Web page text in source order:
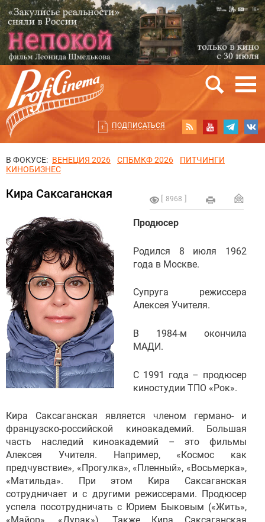
ПОДПИСАТЬСЯ
В ФОКУСЕ: ВЕНЕЦИЯ 2026 СПБМКФ 2026
ПИТЧИНГИ
КИНОБИЗНЕС
8968
Кира Саксаганская
Продюсер
Родился 8 июля 1962
года в Москве.
Супруга режиссера
Алексея Учителя.
В 1984-м окончила
МАДИ.
С 1991 года – продюсер
киностудии ТПО «Рок».
Кира Саксаганская является членом германо- и
французско-российской киноакадемий. Большая
часть наследий киноакадемий – это фильмы
Алексея Учителя. Например, «Космос как
предчувствие», «Прогулка», «Пленный», «Восьмерка»,
«Матильда». При этом Кира Саксаганская
сотрудничает и с другими режиссерами. Продюсер
успела посотрудничать с Юрием Быковым («Жить»,